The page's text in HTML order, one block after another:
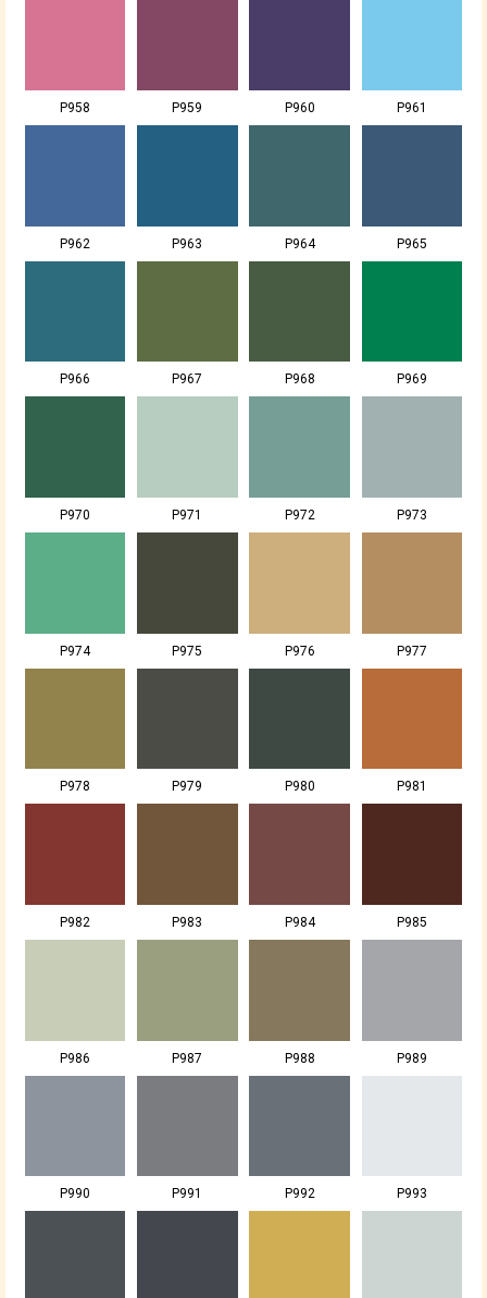
P958 P959 P960 P961
P962 P963 P964 P965
P966 P967 P968 P969
P970 P971 P972 P973
P974 P975 P976 P977
P978 P979 P980 P981
P982 P983 P984 P985
P986 P987 P988 P989
P990 P991 P992 P993